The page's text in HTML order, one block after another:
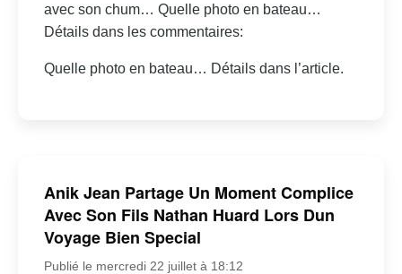
avec son chum… Quelle photo en bateau…
Détails dans les commentaires:
Quelle photo en bateau… Détails dans l’article.
Anik Jean Partage Un Moment Complice
Avec Son Fils Nathan Huard Lors Dun
Voyage Bien Special
Publié le mercredi 22 juillet à 18:12